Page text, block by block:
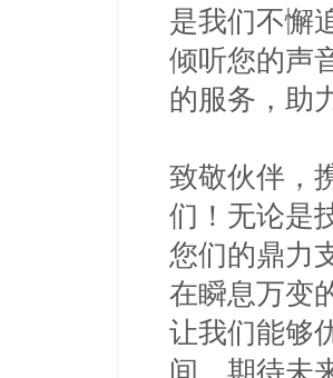
是我们不懈
倾听您的声
的服务，助
致敬伙伴，
们！无论是
您们的鼎力
在瞬息万变
让我们能够
间。期待未